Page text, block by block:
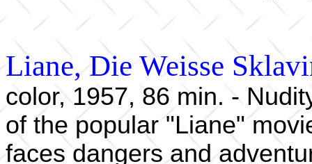
Liane, Die Weisse
color, 1957, 86 min. -
of the popular "Liane"
faces dangers and